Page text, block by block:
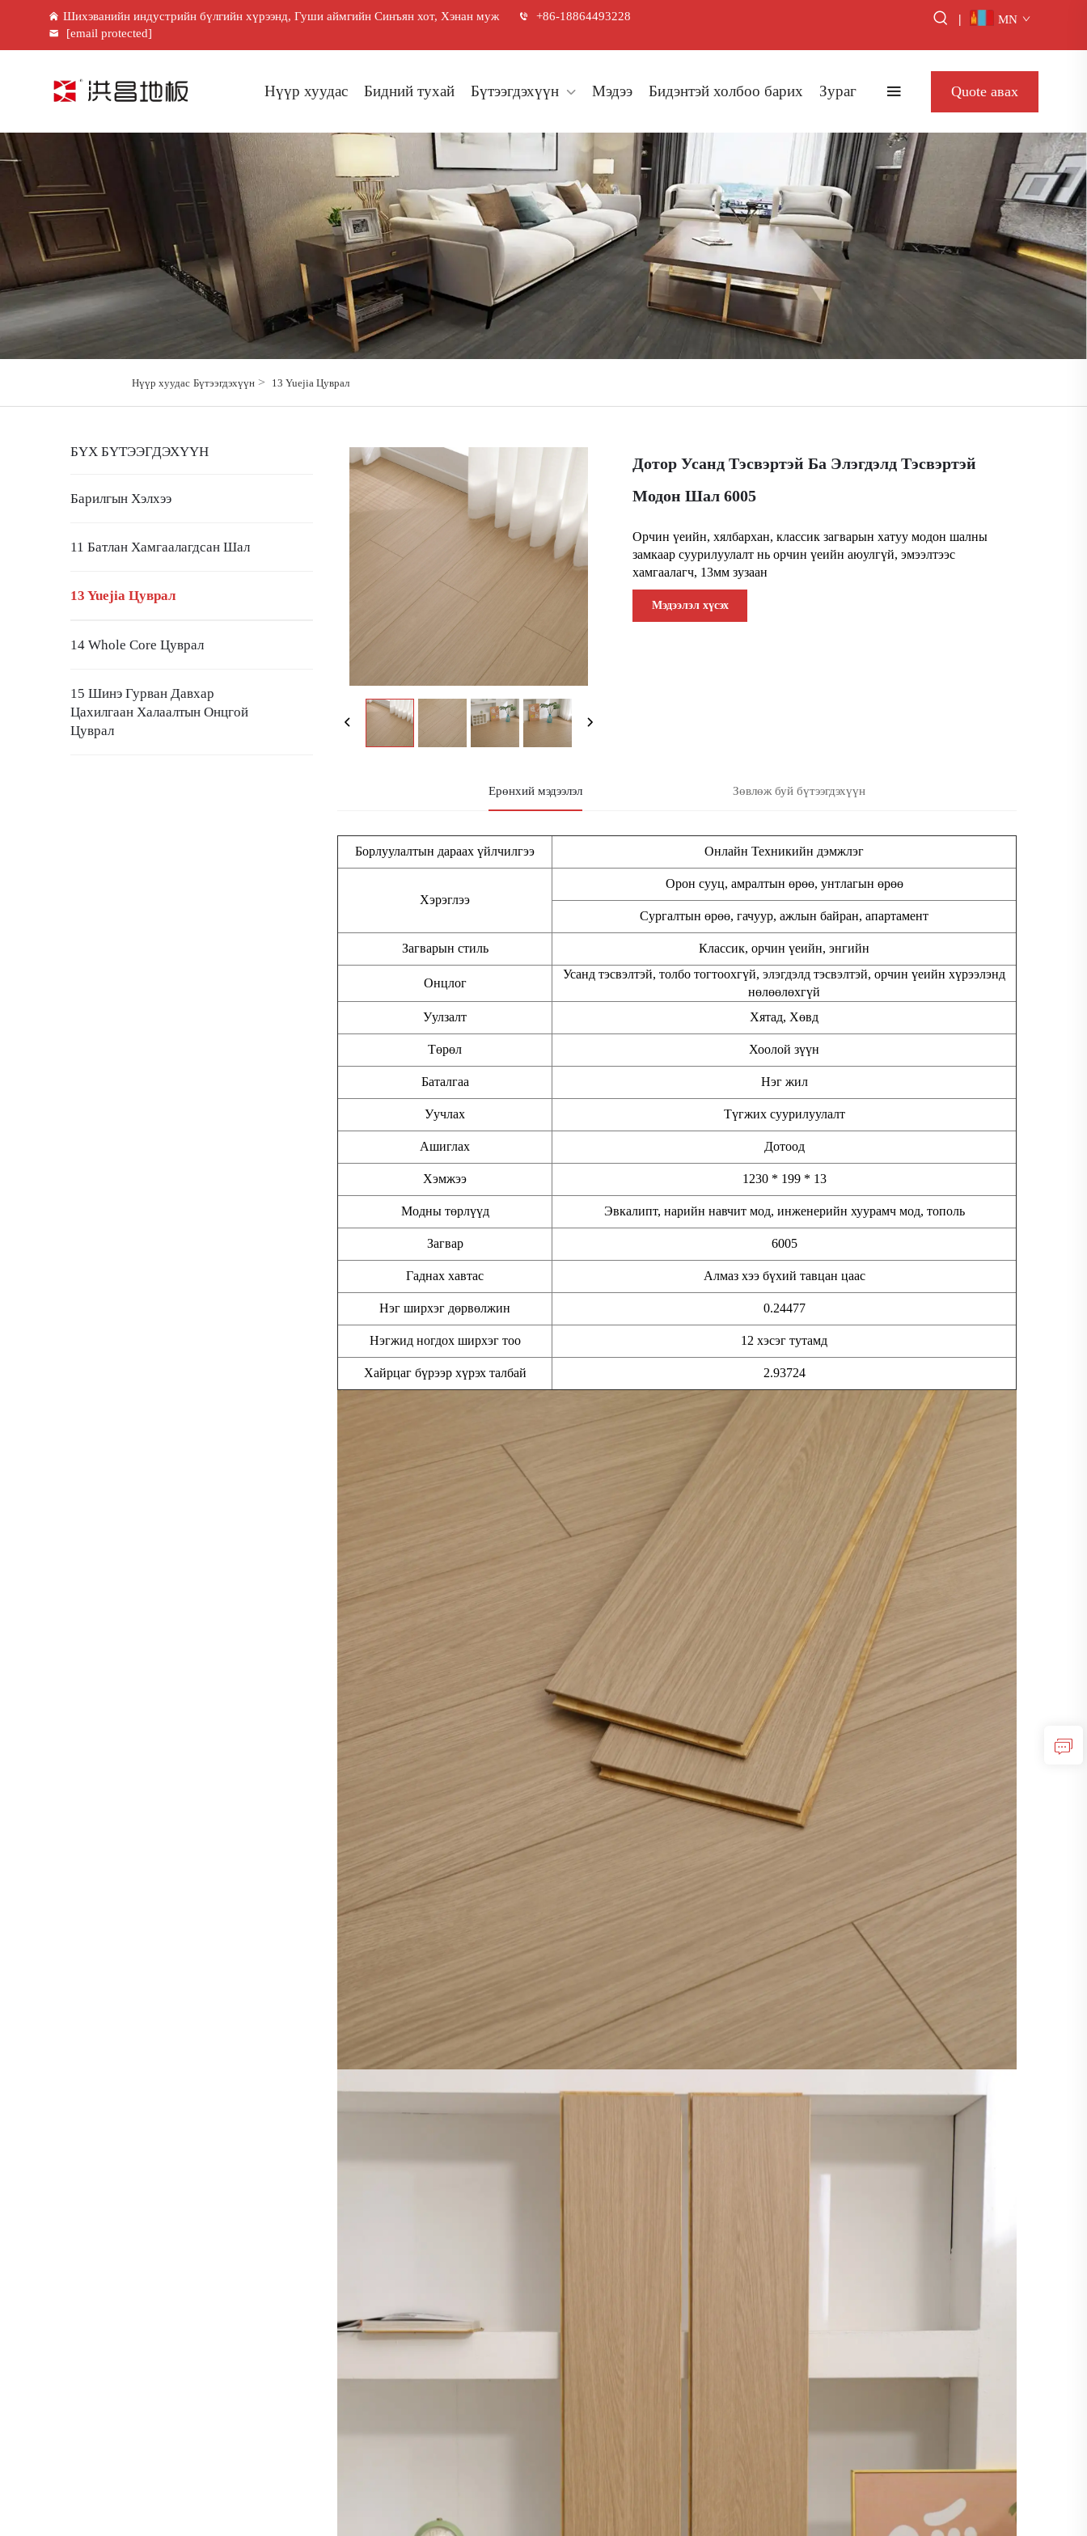
Шихэванийн индустрийн бүлгийн хүрээнд, Гуши аймгийн Синъян хот, Хэнан муж
+86-18864493228
[email protected]
| MN
Нүүр хуудас Бидний тухай Бүтээгдэхүүн Мэдээ Бидэнтэй холбоо барих Зураг Quote авах
Нүүр хуудас Бүтээгдэхүүн> 13 Yuejia Цуврал
БҮХ БҮТЭЭГДЭХҮҮН
Барилгын Хэлхээ
11 Батлан Хамгаалагдсан Шал
13 Yuejia Цуврал
14 Whole Core Цуврал
15 Шинэ Гурван Давхар
Цахилгаан Халаалтын Онцгой
Цуврал
Дотор Усанд Тэсвэртэй Ба Элэгдэлд Тэсвэртэй
Модон Шал 6005
Орчин үеийн, хялбархан, классик загварын хатуу модон шалны
замкаар суурилуулалт нь орчин үеийн аюулгүй, эмээлтээс
хамгаалагч, 13мм зузаан
Мэдээлэл хүсэх
Ерөнхий мэдээлэл Зөвлөж буй бүтээгдэхүүн
Борлуулалтын дараах үйлчилгээ Онлайн Техникийн дэмжлэг
Хэрэглээ
Орон сууц, амралтын өрөө, унтлагын өрөө
Сургалтын өрөө, гачуур, ажлын байран, апартамент
Загварын стиль Классик, орчин үеийн, энгийн
Онцлог
Усанд тэсвэлтэй, толбо тогтоохгүй, элэгдэлд тэсвэлтэй, орчин үеийн хүрээлэнд
нөлөөлөхгүй
Уулзалт
Хятад, Хөвд
Төрөл Хоолой зүүн
Баталгаа Нэг жил
Уучлах Түгжих суурилуулалт
Ашиглах Дотоод
Хэмжээ 1230 * 199 * 13
Модны төрлүүд Эвкалипт, нарийн навчит мод, инженерийн хуурамч мод, тополь
Загвар 6005
Гаднах хавтас Алмаз хээ бүхий тавцан цаас
Нэг ширхэг дөрвөлжин 0.24477
Нэгжид ногдох ширхэг тоо 12 хэсэг тутамд
Хайрцаг бүрээр хүрэх талбай 2.93724